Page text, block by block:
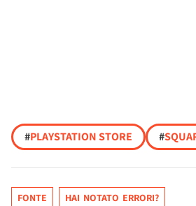
#PLAYSTATION STORE #
FONTE HAI NOTATO ERRORI?